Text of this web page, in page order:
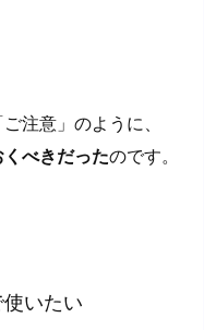
注意」のように、
べきだったのです。
いたい